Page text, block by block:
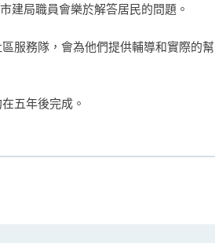
建局職員會樂於解答居民的問題。
服務隊，會為他們提供輔導和實際的幫
五年後完成。